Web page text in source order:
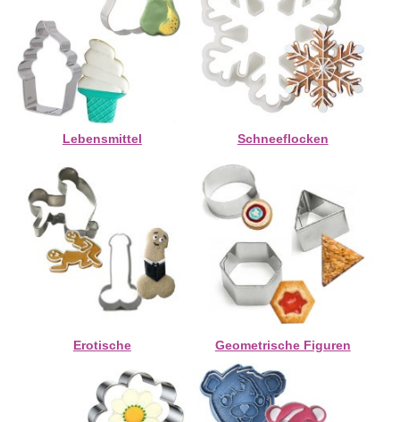
Lebensmittel Schneeflocken
Erotische Geometrische Figuren